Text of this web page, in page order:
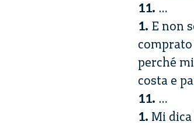
11. …
1. E non
perché
costa e
11. …
1. Mi